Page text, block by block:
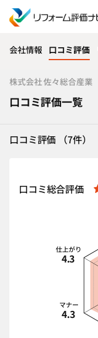
会社情報 口コミ評価
株式会社 佐々総合産業
口コミ評価一覧
口コミ評価 （7件）
口コミ総合評価
マナー
4.3
仕上がり
4.3